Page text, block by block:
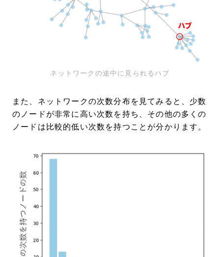
ネットワークの途中に見られるハブ
また、ネットワークの次数分布を見てみると、少数
のノードが非常に高い次数を持ち、その他の多くの
ノードは比較的低い次数を持つことが分かります。